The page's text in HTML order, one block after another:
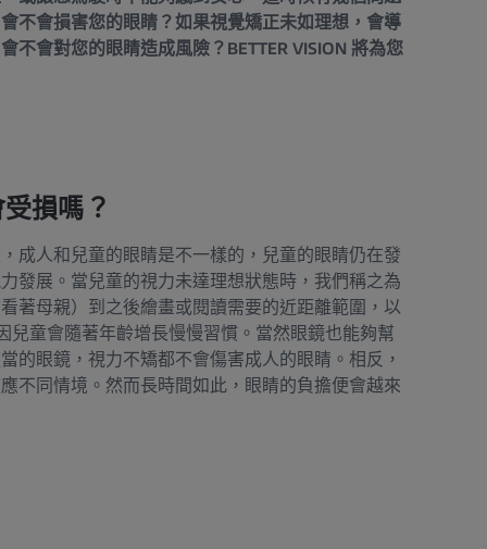
不會損害您的眼睛？如果視覺矯正未如理想，會導
會對您的眼睛造成風險？BETTER VISION 將為您
損嗎？
成人和兒童的眼睛是不一樣的，兒童的眼睛仍在發
發展。當兒童的視力未達理想狀態時，我們稱之為
著母親）到之後繪畫或閱讀需要的近距離範圍，以
兒童會隨著年齡增長慢慢習慣。當然眼鏡也能夠幫
的眼鏡，視力不矯都不會傷害成人的眼睛。相反，
不同情境。然而長時間如此，眼睛的負擔便會越來